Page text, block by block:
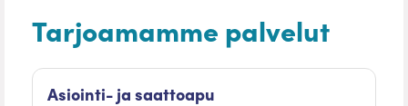
Tarjoamamme palvelut
Asiointi- ja saattoapu